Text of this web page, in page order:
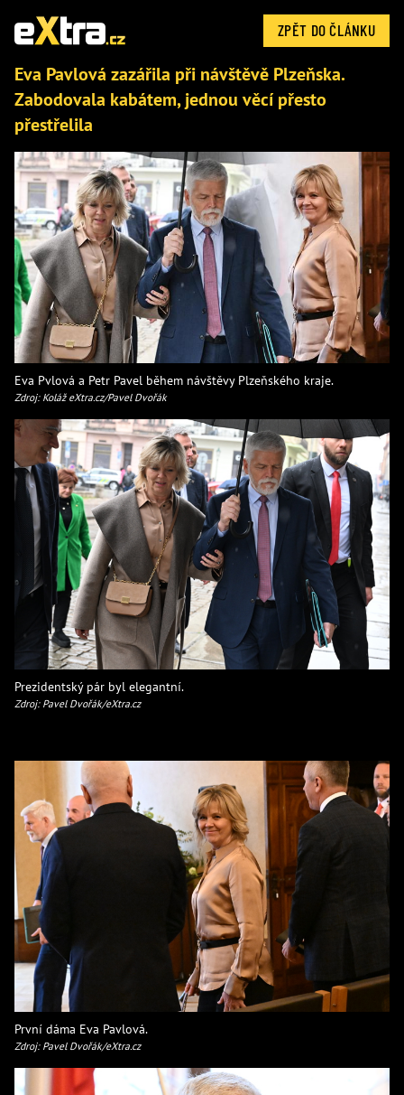
ZPĚT DO ČLÁNKU
Eva Pavlová zazářila při návštěvě Plzeňska.
Zabodovala kabátem, jednou věcí přesto
přestřelila
Eva Pvlová a Petr Pavel během návštěvy Plzeňského kraje.
Zdroj: Koláž eXtra.cz/Pavel Dvořák
Prezidentský pár byl elegantní.
Zdroj: Pavel Dvořák/eXtra.cz
První dáma Eva Pavlová.
Zdroj: Pavel Dvořák/eXtra.cz